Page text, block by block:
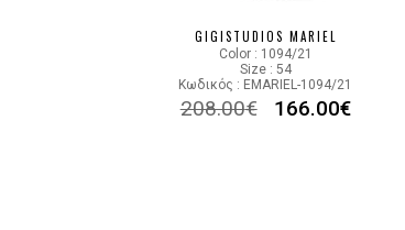
GIGISTUDIOS MARIEL
Color : 1094/21
Size : 54
Κωδικός : EMARIEL-1094/21
208.00€ 166.00€